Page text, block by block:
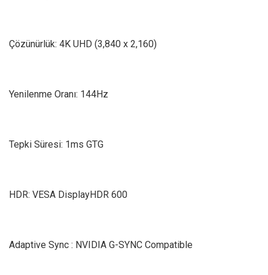
Çözünürlük: 4K UHD (3,840 x 2,160)
Yenilenme Oranı: 144Hz
Tepki Süresi: 1ms GTG
HDR: VESA DisplayHDR 600
Adaptive Sync : NVIDIA G-SYNC Compatible